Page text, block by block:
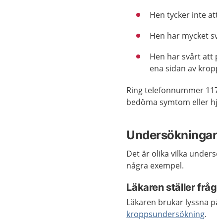
Hen tycker inte
Hen har mycket
Hen har svårt att
ena sidan av
Ring telefonnummer
bedöma symtom eller
Det är olika vilka
några exempel.
Läkaren ställer
Läkaren brukar lyssna
kroppsundersökning.